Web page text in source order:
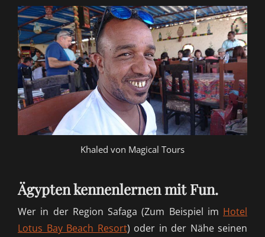
Khaled von Magical Tours
Ägypten kennenlernen mit Fun.
Wer in der Region Safaga (Zum Beispiel im Hotel
Lotus Bay Beach Resort) oder in der Nähe seinen